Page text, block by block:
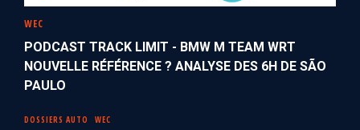
WEC
PODCAST TRACK LIMIT - BMW M TEAM WRT
NOUVELLE RÉFÉRENCE ? ANALYSE DES 6H DE SÃO
PAULO
DOSSIERS AUTO WEC